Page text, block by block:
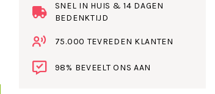
SNEL IN HUIS & 14 DAGEN
BEDENKTIJD
75.000 TEVREDEN KLANTEN
98% BEVEELT ONS AAN